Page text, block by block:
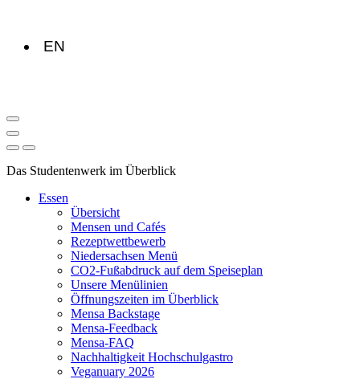
EN
Das Studentenwerk im Überblick
Essen
Übersicht
Mensen und Cafés
Rezeptwettbewerb
Niedersachsen Menü
CO2-Fußabdruck auf dem Speiseplan
Unsere Menülinien
Öffnungszeiten im Überblick
Mensa Backstage
Mensa-Feedback
Mensa-FAQ
Nachhaltigkeit Hochschulgastro
Veganuary 2026